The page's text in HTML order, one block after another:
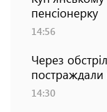
пенсіонерку
14:56
Через
14:30